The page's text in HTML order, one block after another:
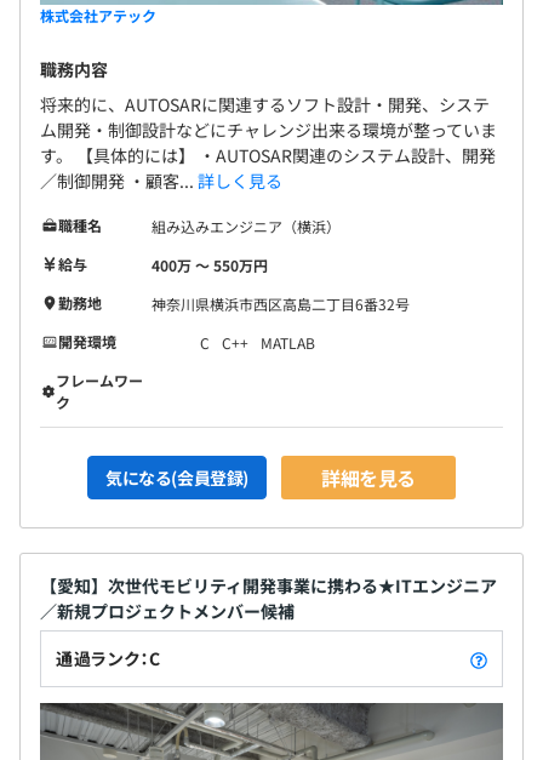
株式会社アテック
職務内容
将来的に、AUTOSARに関連するソフト設計・開発、システ
ム開発・制御設計などにチャレンジ出来る環境が整っていま
す。 【具体的には】 ・AUTOSAR関連のシステム設計、開発
／制御開発 ・顧客... 詳しく見る
職種名
組み込みエンジニア（横浜）
給与
400万 〜 550万円
勤務地
神奈川県横浜市西区高島二丁目6番32号
開発環境
C C++
MATLAB
フレームワー
ク
気になる(会員登録) 詳細を見る
【愛知】次世代モビリティ開発事業に携わる★ITエンジニア
／新規プロジェクトメンバー候補
通過ランク：C